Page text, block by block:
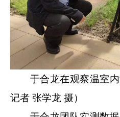
于合龙在观察温室
记者 张学龙 摄）